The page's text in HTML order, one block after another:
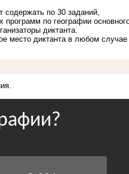
содержать по 30 заданий,
по географии
диктанта.
место диктанта в любом случае